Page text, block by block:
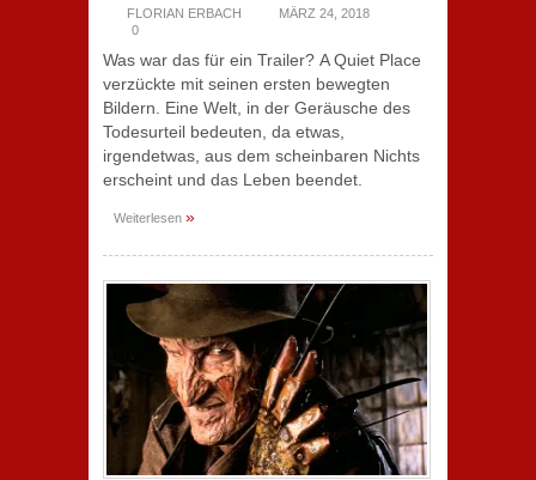
FLORIAN ERBACH
MÄRZ 24, 2018
0
Was war das für ein Trailer? A Quiet Place
verzückte mit seinen ersten bewegten
Bildern. Eine Welt, in der Geräusche des
Todesurteil bedeuten, da etwas,
irgendetwas, aus dem scheinbaren Nichts
erscheint und das Leben beendet.
Weiterlesen »